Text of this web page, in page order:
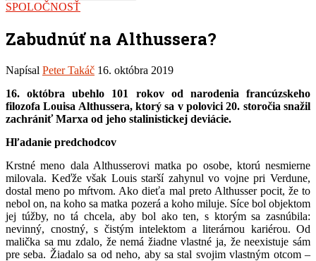
SPOLOČNOSŤ
Zabudnúť na Althussera?
Napísal Peter Takáč 16. októbra 2019
16. októbra ubehlo 101 rokov od narodenia francúzskeho
filozofa Louisa Althussera, ktorý sa v polovici 20. storočia snažil
zachrániť Marxa od jeho stalinistickej deviácie.
Hľadanie predchodcov
Krstné meno dala Althusserovi matka po osobe, ktorú nesmierne
milovala. Keďže však Louis starší zahynul vo vojne pri Verdune,
dostal meno po mŕtvom. Ako dieťa mal preto Althusser pocit, že to
nebol on, na koho sa matka pozerá a koho miluje. Síce bol objektom
jej túžby, no tá chcela, aby bol ako ten, s ktorým sa zasnúbila:
nevinný, cnostný, s čistým intelektom a literárnou kariérou. Od
malička sa mu zdalo, že nemá žiadne vlastné ja, že neexistuje sám
pre seba. Žiadalo sa od neho, aby sa stal svojim vlastným otcom –